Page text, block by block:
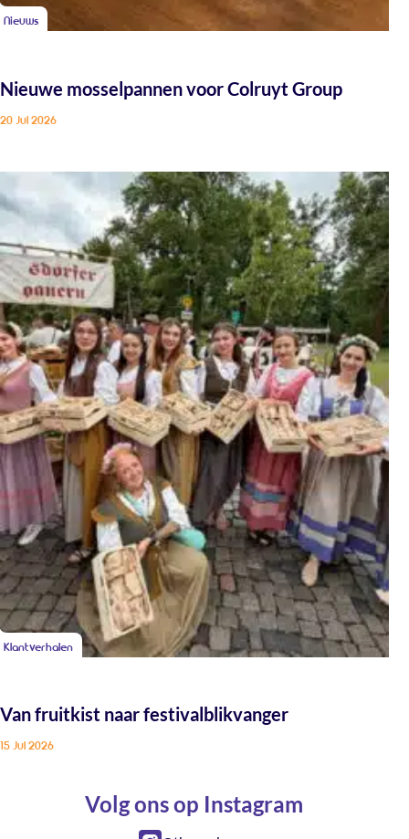
Nieuws
Nieuwe mosselpannen voor Colruyt Group
20 Jul 2026
Klantverhalen
Van fruitkist naar festivalblikvanger
15 Jul 2026
Volg ons op Instagram